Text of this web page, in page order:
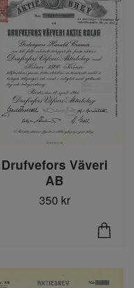
Drufvefors Väveri
AB
350 kr